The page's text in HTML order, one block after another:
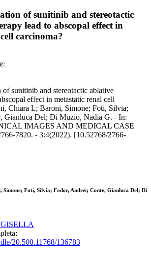
of sunitinib and stereotactic
lead to abscopal effect in
carcinoma?
of sunitinib and stereotactic ablative
effect in metastatic renal cell
Chiara L; Baroni, Simone; Foti, Silvia;
Gianluca Del; Di Muzio, Nadia G. - In:
IMAGES AND MEDICAL CASE
7820. - 3:4(2022). [10.52768/2766-
Simone; Foti, Silvia; Fodor, Andrei; Conte, Gianluca Del; Di
20.500.11768/136783